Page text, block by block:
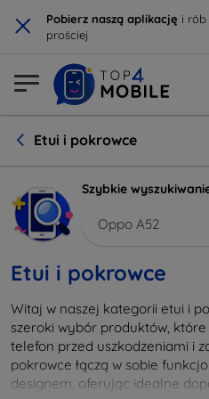
× Pobierz naszą aplikację i rób
prościej
Etui i pokrowce
Szybkie
Oppo A52
Etui i pokrowce
Witaj w naszej kategorii etui i
szeroki wybór produktów,
telefon przed uszkodzeniami i
pokrowce łączą w sobie
designem, oferując idealne